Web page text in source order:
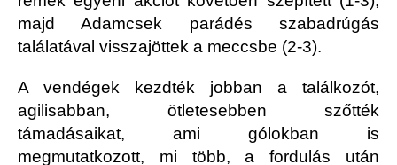
majd Adamcsek parádés szabadrúgás
találatával visszajöttek a meccsbe (2-3).
A vendégek kezdték jobban a találkozót,
agilisabban, ötletesebben szőtték
támadásaikat, ami gólokban is
megmutatkozott, mi több, a fordulás után